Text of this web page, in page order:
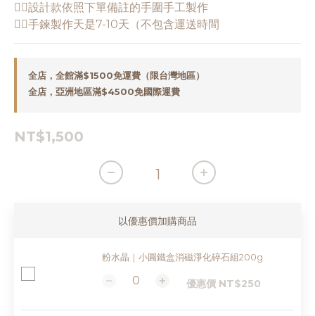
👉🏻設計款依照下單備註的手圍手工製作
👉🏻手鍊製作天是7-10天（不包含運送時間
全店，全館滿$1500免運費（限台灣地區）
全店，亞洲地區滿$4500免國際運費
NT$1,500
以優惠價加購商品
粉水晶｜小圓鐵盒消磁淨化碎石組200g
優惠價 NT$250